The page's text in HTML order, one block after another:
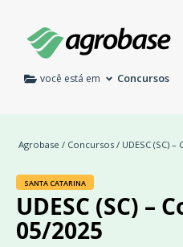
você está em Concursos
Agrobase / Concursos / UDESC (SC)
SANTA CATARINA
UDESC (SC) –
05/2025